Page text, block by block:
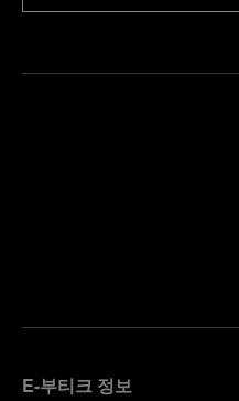
E-부티크 정보